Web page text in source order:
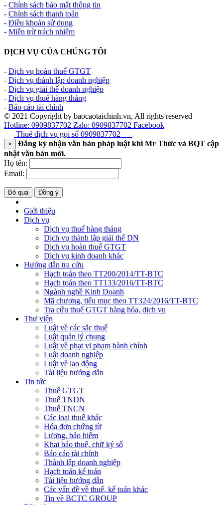
- Chính sách bảo mật thông tin
- Chính sách thanh toán
- Điều khoản sử dụng
- Miễn trừ trách nhiệm
DỊCH VỤ CỦA CHÚNG TÔI
- Dịch vụ hoàn thuế GTGT
- Dịch vụ thành lập doanh nghiệp
- Dịch vụ giải thể doanh nghiệp
- Dịch vụ thuế hàng tháng
- Báo cáo tài chính
© 2021 Copyright by baocaotaichinh.vn, All rights reserved
Hotline: 0909837702 Zalo: 0909837702 Facebook
Thuê dịch vụ gọi số 0909837702
×
Đăng ký nhận văn bản pháp luật khi Mr Thức và BQT cập
nhật văn bản mới.
Họ tên:
Email:
Bỏ qua Đồng ý
Giới thiệu
Dịch vụ
Dịch vụ thuế hàng tháng
Dịch vụ thành lập giải thể DN
Dịch vụ hoàn thuế GTGT
Dịch vụ kinh doanh khác
Hướng dẫn tra cứu
Hạch toán theo TT200/2014/TT-BTC
Hạch toán theo TT133/2016/TT-BTC
Ngành nghề Kinh Doanh
Mã chương, tiểu mục theo TT324/2016/TT-BTC
Tra cứu thuế GTGT hàng hóa, dịch vụ
Thư viện
Luật về các sắc thuế
Luật quản lý chung
Luật về phạt vi phạm hành chính
Luật doanh nghiệp
Luật về lao động
Tài liệu hướng dẫn
Tin tức
Thuế GTGT
Thuế TNDN
Thuế TNCN
Các loại thuế khác
Hóa đơn chứng từ
Lương, bảo hiểm
Khai báo thuế, chữ ký số
Báo cáo tài chính
Thành lập doanh nghiệp
Hạch toán kế toán
Tài liệu hướng dẫn
Các vấn đề về thuế, kế toán khác
Tin về BCTC GROUP